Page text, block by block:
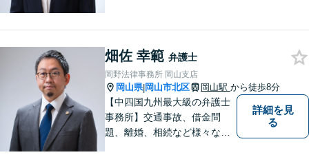
い！
畑佐 幸範 弁護士
岡野法律事務所 岡山支店
岡山県|岡山市北区 岡山駅 から徒歩8分
【中四国九州最大級の弁護士
事務所】交通事故、借金問
題、離婚、相続など様々な問
詳細を見
る